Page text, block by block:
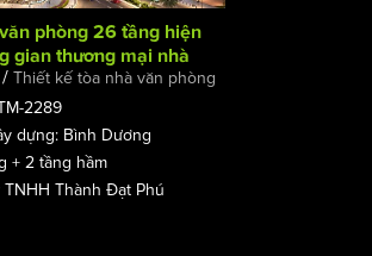
phòng 26 tầng hiện đại kết hợp
mại nhà hàng -Innovate Central
Thiết kế tòa nhà văn phòng
2289
dựng: Bình Dương